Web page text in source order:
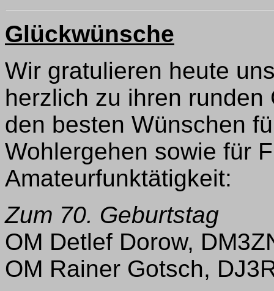
Glückwünsche
Wir gratulieren heute
herzlich zu ihren
den besten Wünschen
Wohlergehen sowie für
Amateurfunktätigkeit:
Zum 70. Geburtstag
OM Detlef Dorow,
OM Rainer Gotsch,